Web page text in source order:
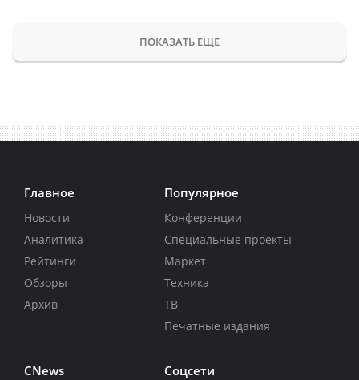
ПОКАЗАТЬ ЕЩЕ
Главное
Новости
Аналитика
Рейтинги
Обзоры
Архив
Популярное
Конференции
Специальные проекты
Маркет
Техника
ТВ
Печатные издания
CNews Соцсети